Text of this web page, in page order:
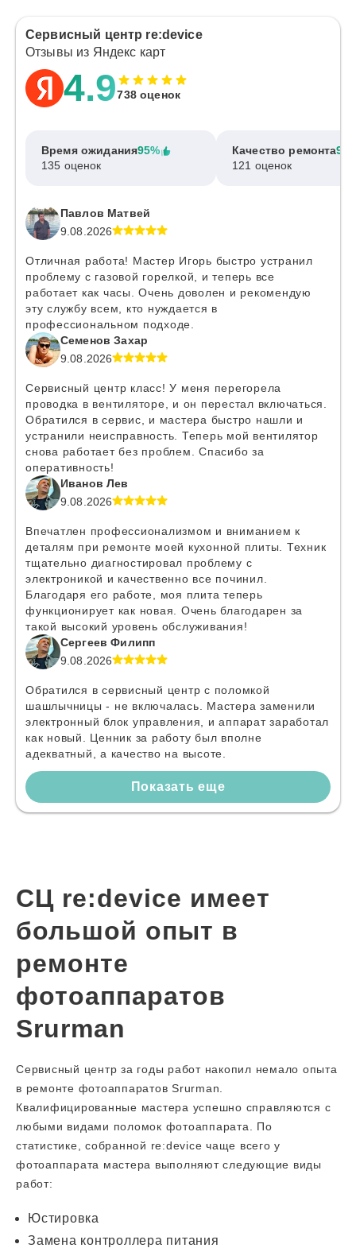
Сервисный центр re:device
Отзывы из Яндекс карт
4.9738 оценок
Время ожидания95%
135 оценок
Качество ремонта
121 оценок
Павлов Матвей
9.08.2026
Отличная работа! Мастер Игорь быстро устранил
проблему с газовой горелкой, и теперь все
работает как часы. Очень доволен и рекомендую
эту службу всем, кто нуждается в
профессиональном подходе.
Семенов Захар
9.08.2026
Сервисный центр класс! У меня перегорела
проводка в вентиляторе, и он перестал включаться.
Обратился в сервис, и мастера быстро нашли и
устранили неисправность. Теперь мой вентилятор
снова работает без проблем. Спасибо за
оперативность!
Иванов Лев
9.08.2026
Впечатлен профессионализмом и вниманием к
деталям при ремонте моей кухонной плиты. Техник
тщательно диагностировал проблему с
электроникой и качественно все починил.
Благодаря его работе, моя плита теперь
функционирует как новая. Очень благодарен за
такой высокий уровень обслуживания!
Сергеев Филипп
9.08.2026
Обратился в сервисный центр с поломкой
шашлычницы - не включалась. Мастера заменили
электронный блок управления, и аппарат заработал
как новый. Ценник за работу был вполне
адекватный, а качество на высоте.
Показать еще
СЦ re:device имеет
большой опыт в
ремонте
фотоаппаратов
Srurman
Сервисный центр за годы работ накопил немало опыта
в ремонте фотоаппаратов Srurman.
Квалифицированные мастера успешно справляются с
любыми видами поломок фотоаппарата. По
статистике, собранной re:device чаще всего у
фотоаппарата мастера выполняют следующие виды
работ:
Юстировка
Замена контроллера питания